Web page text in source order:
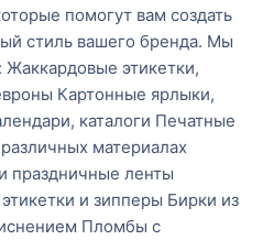
помогут вам создать
стиль вашего бренда. Мы
Жаккардовые этикетки,
Картонные ярлыки,
каталоги Печатные
материалах
праздничные ленты
и зипперы Бирки из
Пломбы с